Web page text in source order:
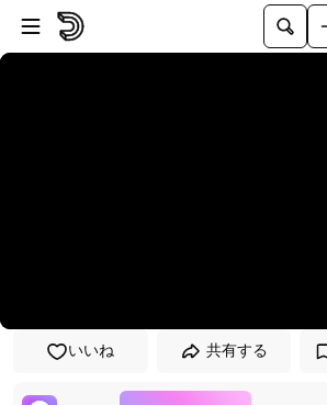
プレイヤーにスキップ
メインコンテンツにスキップ
いいね 共有する